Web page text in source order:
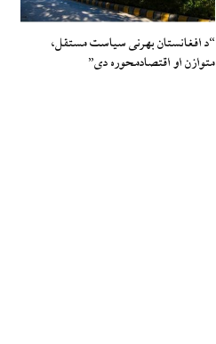
“د افغانستان بهرنی سیاست مستقل،
متوازن او اقتصادمحوره دی”